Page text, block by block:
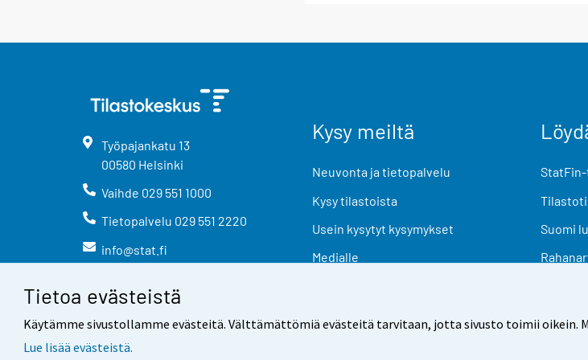
Tietoa evästeistä
Käytämme sivustollamme evästeitä. Välttämättömiä evästeitä tarvitaan, jotta sivusto toimii oikein.
Lue lisää evästeistä.
Työpajankatu 13
00580 Helsinki
Vaihde 029 551 1000
Tietopalvelu 029 551 2220
info@stat.fi
Kysy meiltä
Neuvonta ja tietopalvelu
Kysy tilastoista
Usein kysytyt kysymykset
Medialle
Suomi